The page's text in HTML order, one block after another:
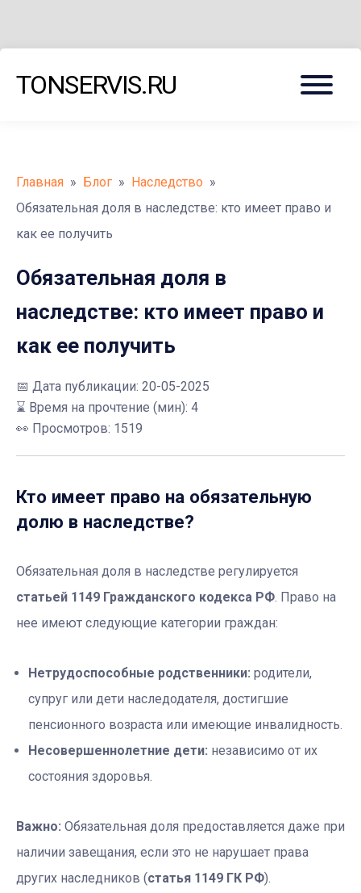
TONSERVIS.RU Меню
Главная » Блог » Наследство »
Обязательная доля в наследстве: кто имеет право и
как ее получить
Обязательная доля в
наследстве: кто имеет право и
как ее получить
📅 Дата публикации: 20-05-2025
⌛ Время на прочтение (мин): 4
👀 Просмотров: 1519
Кто имеет право на обязательную
долю в наследстве?
Обязательная доля в наследстве регулируется
статьей 1149 Гражданского кодекса РФ. Право на
нее имеют следующие категории граждан:
Нетрудоспособные родственники: родители,
супруг или дети наследодателя, достигшие
пенсионного возраста или имеющие инвалидность.
Несовершеннолетние дети: независимо от их
состояния здоровья.
Важно: Обязательная доля предоставляется даже при
наличии завещания, если это не нарушает права
других наследников (статья 1149 ГК РФ).